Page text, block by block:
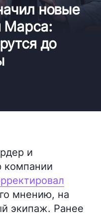
новые
Марса:
до
и
компании
мнению, на
экипаж. Ранее